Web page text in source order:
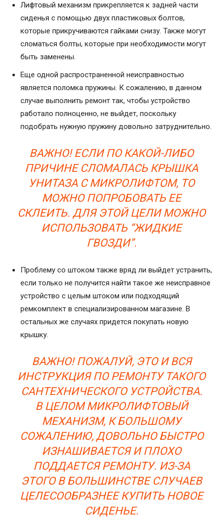
Лифтовый механизм прикрепляется к задней части
сиденья с помощью двух пластиковых болтов,
которые прикручиваются гайками снизу. Также могут
сломаться болты, которые при необходимости могут
быть заменены.
Еще одной распространенной неисправностью
является поломка пружины. К сожалению, в данном
случае выполнить ремонт так, чтобы устройство
работало полноценно, не выйдет, поскольку
подобрать нужную пружину довольно затруднительно.
ВАЖНО! ЕСЛИ ПО КАКОЙ-ЛИБО
ПРИЧИНЕ СЛОМАЛАСЬ КРЫШКА
УНИТАЗА С МИКРОЛИФТОМ, ТО
МОЖНО ПОПРОБОВАТЬ ЕЕ
СКЛЕИТЬ. ДЛЯ ЭТОЙ ЦЕЛИ МОЖНО
ИСПОЛЬЗОВАТЬ “ЖИДКИЕ
ГВОЗДИ”.
Проблему со штоком также вряд ли выйдет устранить,
если только не получится найти такое же неисправное
устройство с целым штоком или подходящий
ремкомплект в специализированном магазине. В
остальных же случаях придется покупать новую
крышку.
ВАЖНО! ПОЖАЛУЙ, ЭТО И ВСЯ
ИНСТРУКЦИЯ ПО РЕМОНТУ ТАКОГО
САНТЕХНИЧЕСКОГО УСТРОЙСТВА.
В ЦЕЛОМ МИКРОЛИФТОВЫЙ
МЕХАНИЗМ, К БОЛЬШОМУ
СОЖАЛЕНИЮ, ДОВОЛЬНО БЫСТРО
ИЗНАШИВАЕТСЯ И ПЛОХО
ПОДДАЕТСЯ РЕМОНТУ. ИЗ-ЗА
ЭТОГО В БОЛЬШИНСТВЕ СЛУЧАЕВ
ЦЕЛЕСООБРАЗНЕЕ КУПИТЬ НОВОЕ
СИДЕНЬЕ.